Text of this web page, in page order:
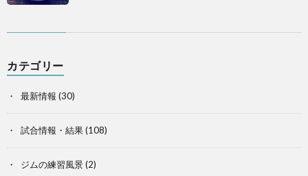
カテゴリー
最新情報 (30)
試合情報・結果(108)
ジムの練習風景(2)